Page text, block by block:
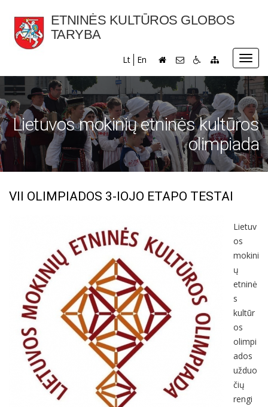
ETNINĖS KULTŪROS GLOBOS
TARYBA
Lt En
Lietuvos mokinių etninės kultūros
olimpiada
VII OLIMPIADOS 3-IOJO ETAPO TESTAI
Lietuv
os
mokini
ų
etninė
s
kultūr
os
olimpi
ados
užduo
čių
rengi